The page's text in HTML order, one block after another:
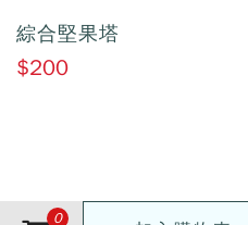
綜合堅果塔
$200
0